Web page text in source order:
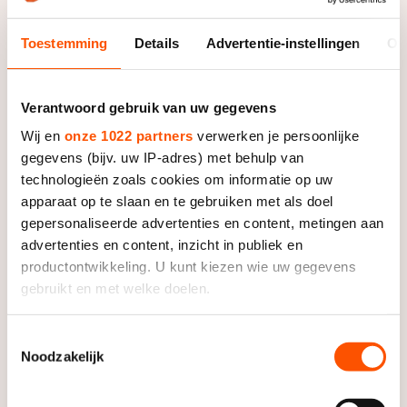
Toestemming Details Advertentie-instellingen
Verantwoord gebruik van uw gegevens
Wij en onze 1022 partners verwerken je persoonlijke
gegevens (bijv. uw IP-adres) met behulp van
technologieën zoals cookies om informatie op uw
apparaat op te slaan en te gebruiken met als doel
gepersonaliseerde advertenties en content, metingen aan
advertenties en content, inzicht in publiek en
productontwikkeling. U kunt kiezen wie uw gegevens
gebruikt en met welke doelen.
Informatie verzamelen over uw geografische locatie,
Uw apparaat identificeren door het actief te scannen
Noodzakelijk